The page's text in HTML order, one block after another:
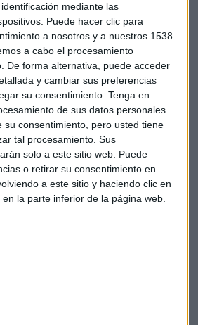
mediante las
Puede hacer clic para
a nosotros y a nuestros 1538
a cabo el procesamiento
De forma alternativa, puede acceder
y cambiar sus preferencias
su consentimiento. Tenga en
de sus datos personales
su consentimiento, pero usted tiene
tal procesamiento. Sus
solo a este sitio web. Puede
o retirar su consentimiento en
a este sitio y haciendo clic en
la parte inferior de la página web.
de crédito se acercan a los
en noviembre extendiendo la
durante los últimos dos años. En
el rebote se queda sobre el,25%
de dólares, esto es un 15,1% más
mercado inmobiliario NAHBque
del ejercicio por debajo de
anteriores sobre los31 enteros.
tendrá que estar en lo que hagan
y la rentabilidad del mercado de